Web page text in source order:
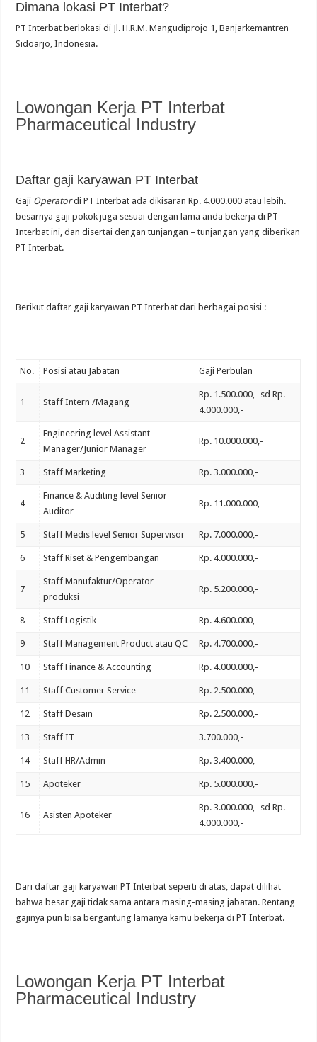
Dimana lokasi PT Interbat?
PT Interbat berlokasi di Jl. H.R.M. Mangudiprojo 1, Banjarkemantren
Sidoarjo, Indonesia.
Lowongan Kerja PT Interbat
Pharmaceutical Industry
Daftar gaji karyawan PT Interbat
Gaji Operatordi PT Interbat ada dikisaran Rp. 4.000.000 atau lebih.
besarnya gaji pokok juga sesuai dengan lama anda bekerja di PT
Interbat ini, dan disertai dengan tunjangan – tunjangan yang diberikan
PT Interbat.
Berikut daftar gaji karyawan PT Interbat dari berbagai posisi :
No. Posisi atau Jabatan Gaji Perbulan
1 Staff Intern /Magang
Rp. 1.500.000,- sd Rp.
4.000.000,-
2
Engineering level Assistant
Manager/Junior Manager
Rp. 10.000.000,-
3 Staff Marketing Rp. 3.000.000,-
4
Finance & Auditing level Senior
Auditor
Rp. 11.000.000,-
5 Staff Medis level Senior Supervisor Rp. 7.000.000,-
6 Staff Riset & Pengembangan Rp. 4.000.000,-
7
Staff Manufaktur/Operator
produksi
Rp. 5.200.000,-
8 Staff Logistik Rp. 4.600.000,-
9 Staff Management Product atau QC Rp. 4.700.000,-
10 Staff Finance & Accounting Rp. 4.000.000,-
11 Staff Customer Service Rp. 2.500.000,-
12 Staff Desain Rp. 2.500.000,-
13 Staff IT 3.700.000,-
14 Staff HR/Admin Rp. 3.400.000,-
15 Apoteker Rp. 5.000.000,-
16 Asisten Apoteker
Rp. 3.000.000,- sd Rp.
4.000.000,-
Dari daftar gaji karyawan PT Interbat seperti di atas, dapat dilihat
bahwa besar gaji tidak sama antara masing-masing jabatan. Rentang
gajinya pun bisa bergantung lamanya kamu bekerja di PT Interbat.
Lowongan Kerja PT Interbat
Pharmaceutical Industry